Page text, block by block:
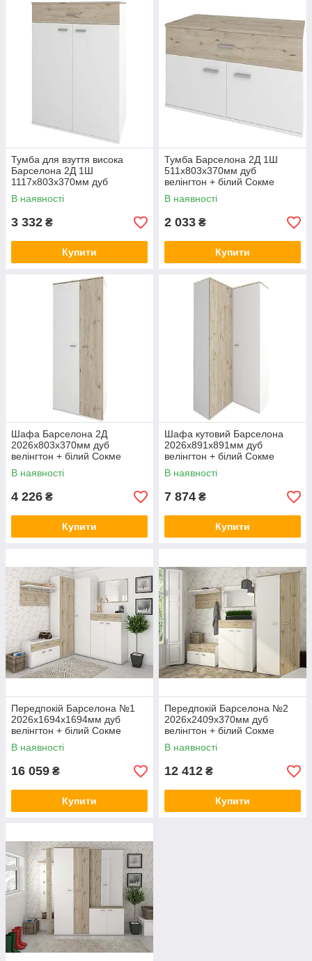
Тумба для взуття висока
Барселона 2Д 1Ш
1117х803х370мм дуб
велінгтон + білий Сокме
В наявності
3 332 ₴
Купити
Тумба Барселона 2Д 1Ш
511х803х370мм дуб
велінгтон + білий Сокме
В наявності
2 033 ₴
Купити
Шафа Барселона 2Д
2026х803х370мм дуб
велінгтон + білий Сокме
В наявності
4 226 ₴
Купити
Шафа кутовий Барселона
2026х891х891мм дуб
велінгтон + білий Сокме
В наявності
7 874 ₴
Купити
Передпокій Барселона №1
2026х1694х1694мм дуб
велінгтон + білий Сокме
В наявності
16 059 ₴
Купити
Передпокій Барселона №2
2026х2409х370мм дуб
велінгтон + білий Сокме
В наявності
12 412 ₴
Купити